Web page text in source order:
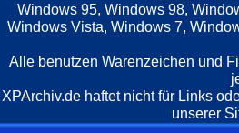
Windows 95, Windows 98,
Windows Vista, Windows 7,
Alle benutzen Warenzeichen und
XPArchiv.de haftet nicht für Links
unserer